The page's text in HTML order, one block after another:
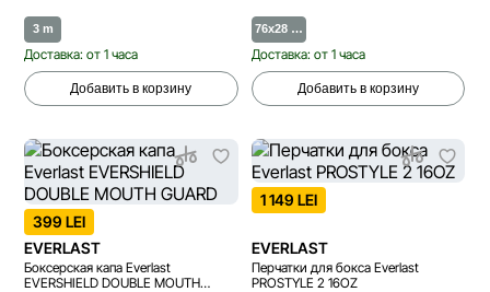
3 m
Доставка: от 1 часа
Добавить в корзину
76x28 …
Доставка: от 1 часа
Добавить в корзину
399 LEI
EVERLAST
Боксерская капа Everlast
EVERSHIELD DOUBLE MOUTH
1 149 LEI
EVERLAST
Перчатки для бокса Everlast
PROSTYLE 2 16OZ